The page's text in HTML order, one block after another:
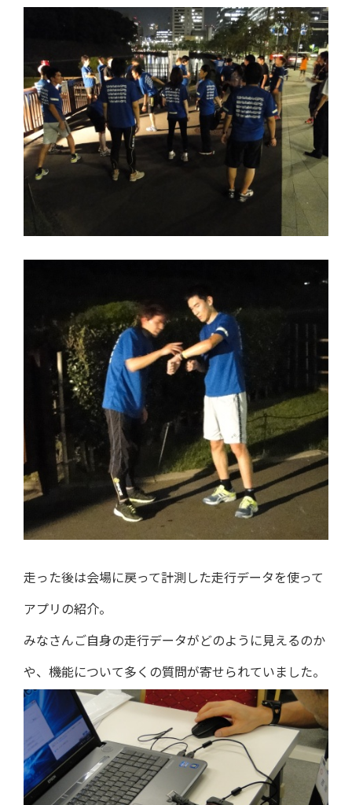
走った後は会場に戻って計測した走行データを使って
アプリの紹介。
みなさんご自身の走行データがどのように見えるのか
や、機能について多くの質問が寄せられていました。